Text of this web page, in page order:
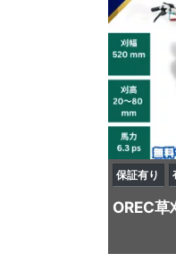
保証有り
OREC草